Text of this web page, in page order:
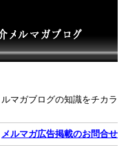
マガブログの知識をチカラ
メルマガ広告掲載のお問合せ